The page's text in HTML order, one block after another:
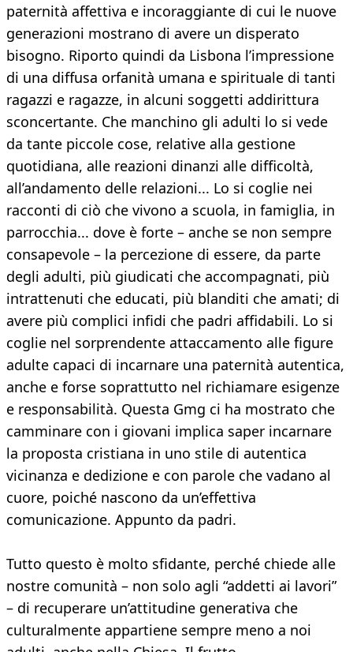
paternità affettiva e incoraggiante di cui le nuove
generazioni mostrano di avere un disperato
bisogno. Riporto quindi da Lisbona l’impressione
di una diffusa orfanità umana e spirituale di tanti
ragazzi e ragazze, in alcuni soggetti addirittura
sconcertante. Che manchino gli adulti lo si vede
da tante piccole cose, relative alla gestione
quotidiana, alle reazioni dinanzi alle difficoltà,
all’andamento delle relazioni... Lo si coglie nei
racconti di ciò che vivono a scuola, in famiglia, in
parrocchia... dove è forte – anche se non sempre
consapevole – la percezione di essere, da parte
degli adulti, più giudicati che accompagnati, più
intrattenuti che educati, più blanditi che amati; di
avere più complici infidi che padri affidabili. Lo si
coglie nel sorprendente attaccamento alle figure
adulte capaci di incarnare una paternità autentica,
anche e forse soprattutto nel richiamare esigenze
e responsabilità. Questa Gmg ci ha mostrato che
camminare con i giovani implica saper incarnare
la proposta cristiana in uno stile di autentica
vicinanza e dedizione e con parole che vadano al
cuore, poiché nascono da un’effettiva
comunicazione. Appunto da padri.
Tutto questo è molto sfidante, perché chiede alle
nostre comunità – non solo agli “addetti ai lavori”
– di recuperare un’attitudine generativa che
culturalmente appartiene sempre meno a noi